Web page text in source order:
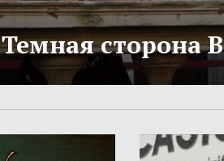
Темная сторона